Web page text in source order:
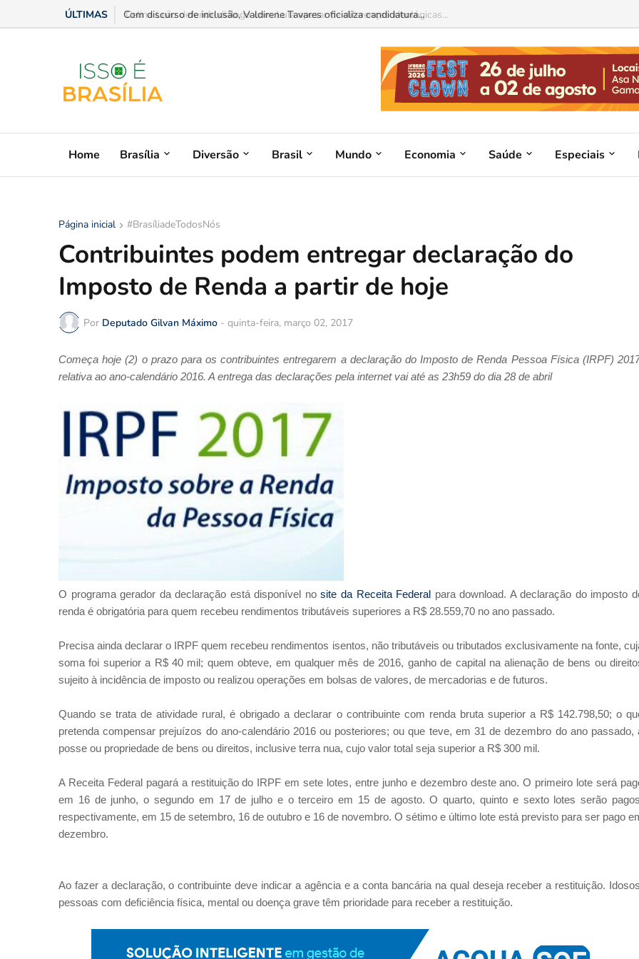
ÚLTIMAS Celina Leão defende diálogo com Lula apesar de diferenças ideológicas...
Home Brasília Diversão Brasil Mundo Economia Saúde Especiais
Página inicial #BrasíliadeTodosNós
Contribuintes podem entregar declaração do
Imposto de Renda a partir de hoje
Por Deputado Gilvan Máximo - quinta-feira, março 02, 2017
Começa hoje (2) o prazo para os contribuintes entregarem a declaração do Imposto de Renda Pessoa Física (IRPF)
relativa ao ano-calendário 2016. A entrega das declarações pela internet vai até as 23h59 do dia 28 de abril
O programa gerador da declaração está disponível nosite da Receita Federal para download. A declaração do imposto
renda é obrigatória para quem recebeu rendimentos tributáveis superiores a R$ 28.559,70 no ano passado.
Precisa ainda declarar o IRPF quem recebeu rendimentos isentos, não tributáveis ou tributados exclusivamente na fonte,
soma foi superior a R$ 40 mil; quem obteve, em qualquer mês de 2016, ganho de capital na alienação de bens ou
sujeito à incidência de imposto ou realizou operações em bolsas de valores, de mercadorias e de futuros.
Quando se trata de atividade rural, é obrigado a declarar o contribuinte com renda bruta superior a R$ 142.798,50; o
pretenda compensar prejuízos do ano-calendário 2016 ou posteriores; ou que teve, em 31 de dezembro do ano passado,
posse ou propriedade de bens ou direitos, inclusive terra nua, cujo valor total seja superior a R$ 300 mil.
A Receita Federal pagará a restituição do IRPF em sete lotes, entre junho e dezembro deste ano. O primeiro lote será
em 16 de junho, o segundo em 17 de julho e o terceiro em 15 de agosto. O quarto, quinto e sexto lotes serão
respectivamente, em 15 de setembro, 16 de outubro e 16 de novembro. O sétimo e último lote está previsto para ser pago
dezembro.
Ao fazer a declaração, o contribuinte deve indicar a agência e a conta bancária na qual deseja receber a restituição.
pessoas com deficiência física, mental ou doença grave têm prioridade para receber a restituição.